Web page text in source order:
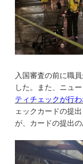
入国審査の前に職
した。また、ニュ
ティチェックが行
ェックカードの提
が、カードの提出の